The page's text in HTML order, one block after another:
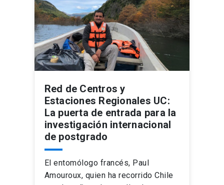
Red de Centros y
Estaciones Regionales UC:
La puerta de entrada para la
investigación internacional
de postgrado
El entomólogo francés, Paul
Amouroux, quien ha recorrido Chile